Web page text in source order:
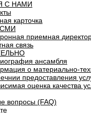
С НАМИ
карточка
приемная
связь
ансамбля
о материально-
предоставления
оценка качества
вопросы (FAQ)